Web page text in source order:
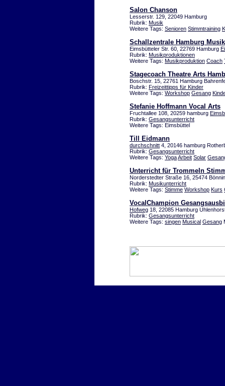
Salon Chanson
Lesserstr. 129, 22049 Hamburg
Rubrik: Musik
Weitere Tags: Senioren Stimmtraining
Schallzentrale Hamburg
Eimsbütteler Str. 60, 22769 Hamburg
Rubrik: Musikproduktionen
Weitere Tags: Musikproduktion Coach
Stagecoach Theatre Arts
Boschstr. 15, 22761 Hamburg
Rubrik: Freizeittipps für Kinder
Weitere Tags: Workshop Gesang
Stefanie Hoffmann Vocal Arts
Fruchtallee 108, 20259 hamburg
Rubrik: Gesangsunterricht
Weitere Tags: Eimsbüttel
Till Eidmann
durchschnitt 4, 20146 hamburg
Rubrik: Gesangsunterricht
Weitere Tags: YogaArbeit Solar
Unterricht für Trommeln
Norderstedter Straße 16, 25474
Rubrik: Musikunterricht
Weitere Tags: Stimme Workshop Kurs
VocalChampion
Hofweg 18, 22085 Hamburg
Rubrik: Gesangsunterricht
Weitere Tags: singen Musical Gesang